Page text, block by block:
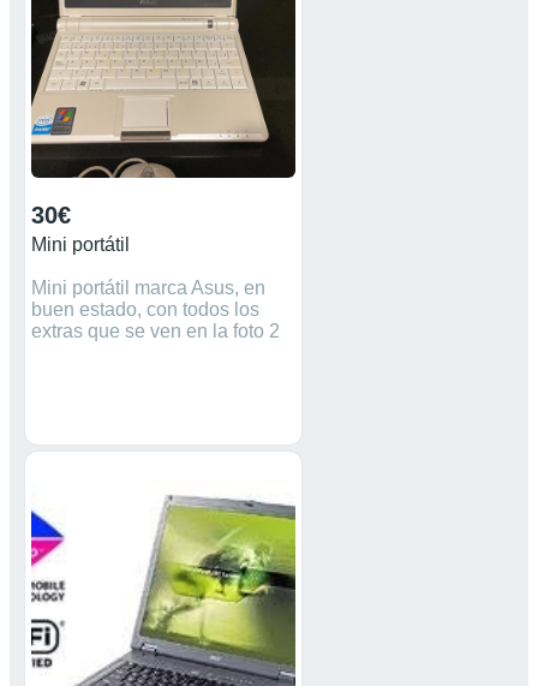
30€
Mini portátil
Mini portátil marca Asus, en
buen estado, con todos los
extras que se ven en la foto 2